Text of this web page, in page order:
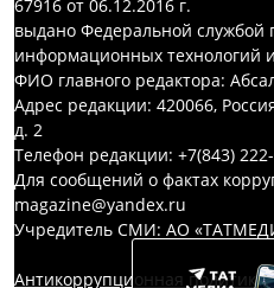
67916 от 06.12.2016 г.
выдано Федеральной службой
информационных технологий
ФИО главного редактора:
Адрес редакции: 420066,
д. 2
Телефон редакции: +7(843)
Для сообщений о фактах
magazine@yandex.ru
Учредитель СМИ: АО
Антикоррупционная политика